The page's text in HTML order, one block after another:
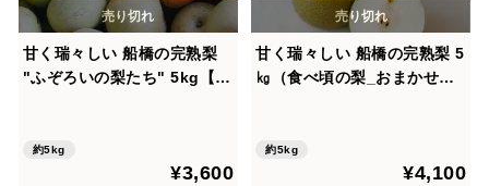
甘く瑞々しい 船橋の完熟梨
"ふぞろいの梨たち" 5kg【幸
ま～い梨！【冷蔵便・夏ギフ
ト】新鮮 な朝どれの美味し
約5kg
¥3,600
甘く瑞々しい 船橋の完熟梨 5
㎏（食べ頃の梨_おまかせセ
鮮 な朝どれの美味しい”な
約5kg
¥4,100